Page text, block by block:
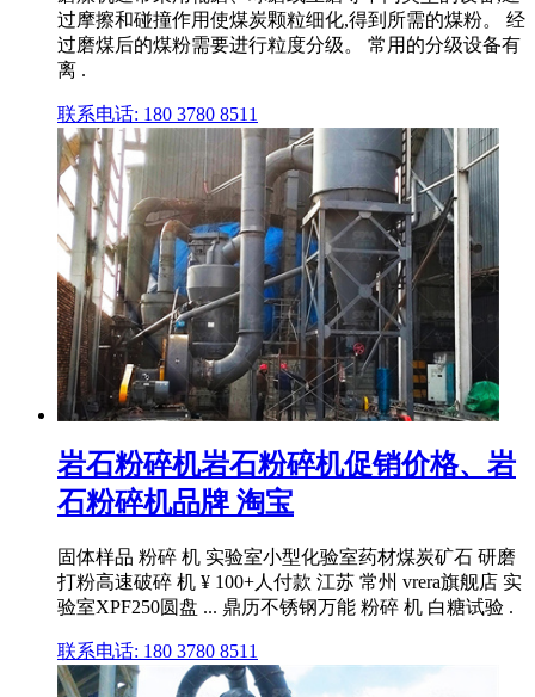
过摩擦和碰撞作用使煤炭颗粒细化,得到所需的煤粉。 经
过磨煤后的煤粉需要进行粒度分级。 常用的分级设备有
离 .
联系电话: 180 3780 8511
岩石粉碎机岩石粉碎机促销价格、岩
石粉碎机品牌 淘宝
固体样品 粉碎 机 实验室小型化验室药材煤炭矿石 研磨
打粉高速破碎 机 ¥ 100+人付款 江苏 常州 vrera旗舰店 实
验室XPF250圆盘 ... 鼎历不锈钢万能 粉碎 机 白糖试验 .
联系电话: 180 3780 8511